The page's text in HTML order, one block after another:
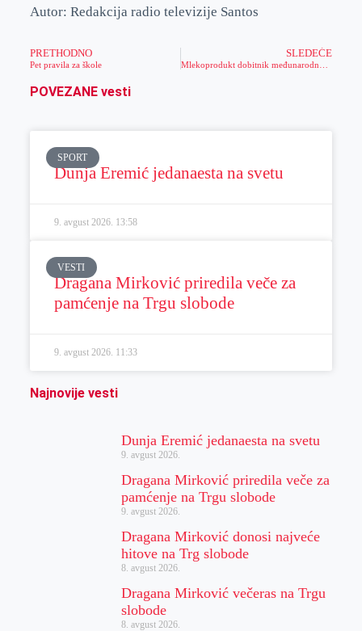
Autor: Redakcija radio televizije Santos
PRETHODNO
Pet pravila za škole
SLEDEĆE
POVEZANE vesti
SPORT
Dunja Eremić jedanaesta na svetu
9. avgust 2026. 13:58
VESTI
Dragana Mirković priredila veče za
pamćenje na Trgu slobode
9. avgust 2026. 11:33
Najnovije vesti
Dunja Eremić jedanaesta na svetu
9. avgust 2026.
Dragana Mirković priredila veče za
pamćenje na Trgu slobode
9. avgust 2026.
Dragana Mirković donosi najveće
hitove na Trg slobode
8. avgust 2026.
Dragana Mirković večeras na Trgu
slobode
8. avgust 2026.